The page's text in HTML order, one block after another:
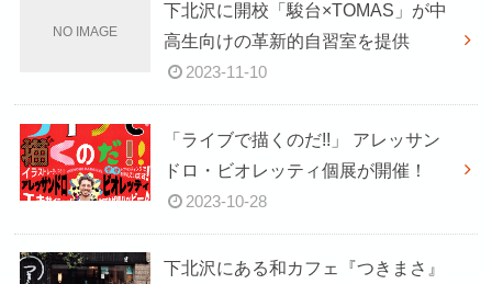
下北沢に開校「駿台×TOMAS」が中
高生向けの革新的自習室を提供
2023-11-10
「ライブで描くのだ!!」 アレッサン
ドロ・ビオレッティ個展が開催！
2023-10-28
下北沢にある和カフェ『つきまさ』